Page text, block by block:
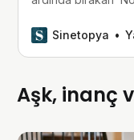
karakterlerin
Sinetopya
Aşk, inanç